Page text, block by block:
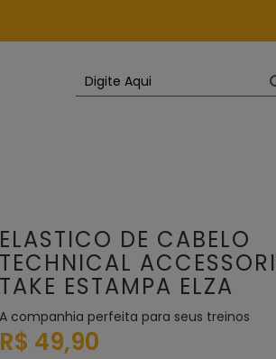
ELASTICO DE CABELO
TECHNICAL
TAKE ESTAMPA ELZA
A companhia perfeita para seus treinos
R$ 49,90